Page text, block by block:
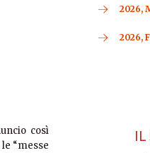
così
“messe
2026,
2026,
IL